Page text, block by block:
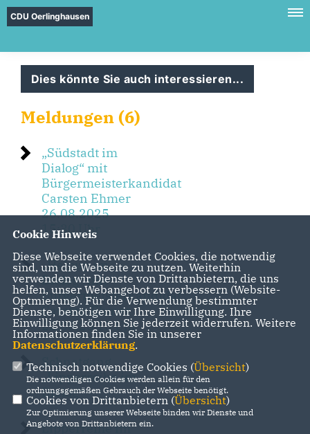
CDU Oerlinghausen
Dies könnte Sie auch interessieren...
Meldungen (6)
Südstadt im
Dialog“ mit
Bürgermeisterkandidat
Carsten Ehmer
26.08.2025
15:30 Uhr
Helpup im
Dialog“ mit
Bürgermeisterkandidat
Carsten Ehmer
22.08.25 15 Uhr
Schnatgang
Lipperreihe im
Dialog“
Lipperreihe im
Cookie Hinweis
Diese Webseite verwendet Cookies, die notwendig
sind, um die Webseite zu nutzen. Weiterhin
verwenden wir Dienste von Drittanbietern, die uns
helfen, unser Webangebot zu verbessern (Website-
Optmierung). Für die Verwendung bestimmter
Dienste, benötigen wir Ihre Einwilligung. Ihre
Einwilligung können Sie jederzeit widerrufen. Weitere
Informationen finden Sie in unserer
Datenschutzerklärung.
Technisch notwendige Cookies (Übersicht)
Die notwendigen Cookies werden allein für den
ordnungsgemäßen Gebrauch der Webseite benötigt.
Cookies von Drittanbietern (Übersicht)
Zur Optimierung unserer Webseite binden wir Dienste und
Angebote von Drittanbietern ein.